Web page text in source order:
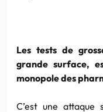
Les tests de
grande surface,
monopole des
C’est une